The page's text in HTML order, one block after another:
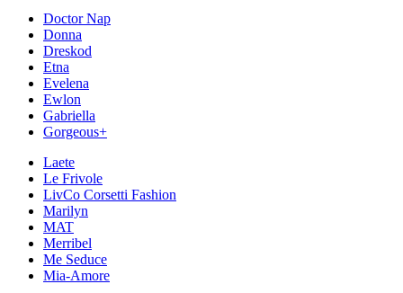
Doctor Nap
Donna
Dreskod
Etna
Evelena
Ewlon
Gabriella
Gorgeous+
Laete
Le Frivole
LivCo Corsetti Fashion
Marilyn
MAT
Merribel
Me Seduce
Mia-Amore